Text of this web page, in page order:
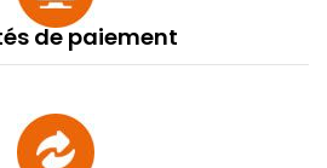
de paiement